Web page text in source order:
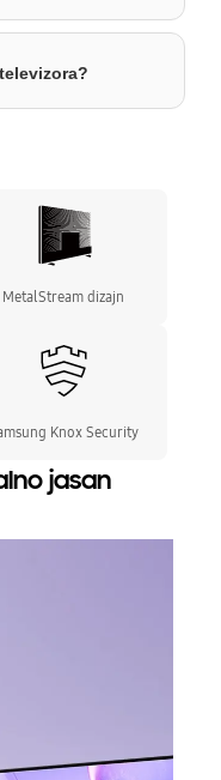
MetalStream dizajn
Knox Security
jasan